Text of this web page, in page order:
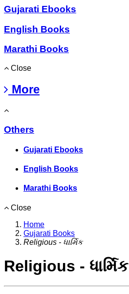
Gujarati Ebooks
English Books
Marathi Books
Close
More
Others
Gujarati Ebooks
English Books
Marathi Books
Close
Home
Gujarati Books
Religious - ધાર્મિક
Religious - ધાર્મિક